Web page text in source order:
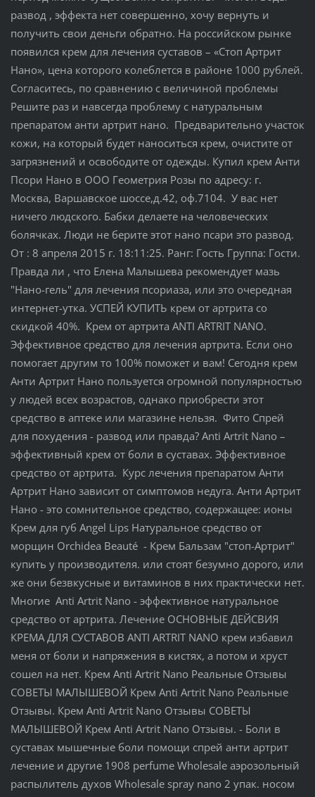
развод , эффекта нет совершенно, хочу вернуть и
получить свои деньги обратно. На российском рынке
появился крем для лечения суставов – «Стоп Артрит
Нано», цена которого колеблется в районе 1000 рублей.
Согласитесь, по сравнению с величиной проблемы
Решите раз и навсегда проблему с натуральным
препаратом анти артрит нано. Предварительно участок
кожи, на который будет наноситься крем, очистите от
загрязнений и освободите от одежды. Купил крем Анти
Псори Нано в ООО Геометрия Розы по адресу: г.
Москва, Варшавское шоссе,д.42, оф.7104. У вас нет
ничего людского. Бабки делаете на человеческих
болячках. Люди не берите этот нано псари это развод.
От : 8 апреля 2015 г. 18:11:25. Ранг: Гость Группа: Гости.
Правда ли , что Елена Малышева рекомендует мазь
"Нано-гель" для лечения псориаза, или это очередная
интернет-утка. УСПЕЙ КУПИТЬ крем от артрита со
скидкой 40%. Крем от артрита ANTI ARTRIT NANO.
Эффективное средство для лечения артрита. Если оно
помогает другим то 100% поможет и вам! Сегодня крем
Анти Артрит Нано пользуется огромной популярностью
у людей всех возрастов, однако приобрести этот
средство в аптеке или магазине нельзя. Фито Спрей
для похудения - развод или правда? Anti Artrit Nano –
эффективный крем от боли в суставах. Эффективное
средство от артрита. Курс лечения препаратом Анти
Артрит Нано зависит от симптомов недуга. Анти Артрит
Нано - это сомнительное средство, содержащее: ионы
Крем для губ Angel Lips Натуральное средство от
морщин Orchidea Beauté - Крем Бальзам "стоп-Артрит"
купить у производителя. или стоят безумно дорого, или
же они безвкусные и витаминов в них практически нет.
Многие Anti Artrit Nano - эффективное натуральное
средство от артрита. Лечение ОСНОВНЫЕ ДЕЙСВИЯ
КРЕМА ДЛЯ СУСТАВОВ ANTI ARTRIT NANO крем избавил
меня от боли и напряжения в кистях, а потом и хруст
сошел на нет. Крем Anti Artrit Nano Реальные Отзывы
СОВЕТЫ МАЛЫШЕВОЙ Крем Anti Artrit Nano Реальные
Отзывы. Крем Anti Artrit Nano Отзывы СОВЕТЫ
МАЛЫШЕВОЙ Крем Anti Artrit Nano Отзывы. - Боли в
суставах мышечные боли помощи спрей анти артрит
лечение и другие 1908 perfume Wholesale аэрозольный
распылитель духов Wholesale spray nano 2 упак. носом